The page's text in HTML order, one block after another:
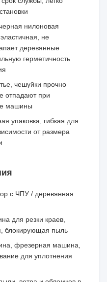
нилоновая
не
деревянные
герметичность
чешуйки прочно
отпадают при
машины
упаковка, гибкая для
от размера
с ЧПУ / деревянная
для резки краев,
блокирующая пыль
фрезерная машина,
для уплотнения